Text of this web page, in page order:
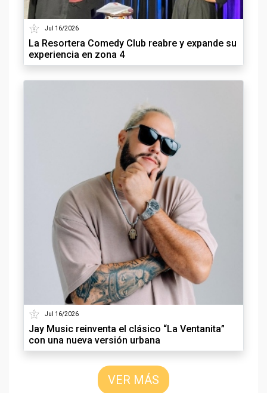
Jul 16/2026
La Resortera Comedy Club reabre y expande su
experiencia en zona 4
Jul 16/2026
Jay Music reinventa el clásico “La Ventanita”
con una nueva versión urbana
VER MÁS